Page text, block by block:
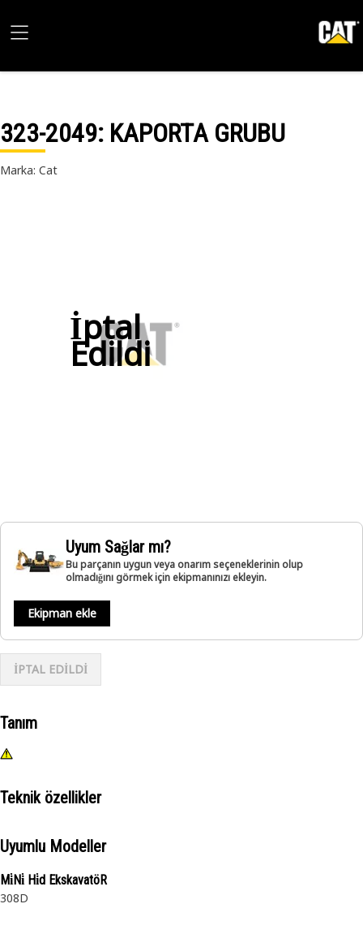
323-2049: KAPORTA GRUBU
Marka: Cat
İptal
Edildi
Uyum Sağlar mı?
Bu parçanın uygun veya onarım seçeneklerinin olup
olmadığını görmek için ekipmanınızı ekleyin.
Ekipman ekle
İPTAL EDİLDİ
Tanım
Teknik özellikler
Uyumlu Modeller
Mi̇Ni̇ Hi̇d EkskavatöR
308D